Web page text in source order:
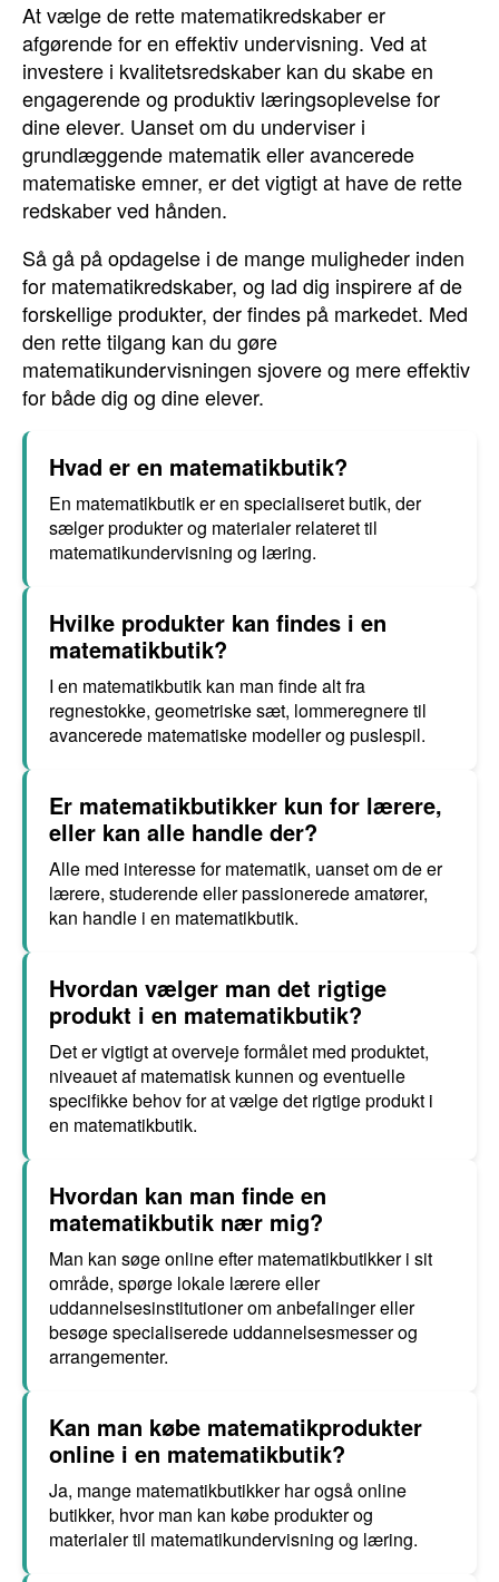
At vælge de rette matematikredskaber er
afgørende for en effektiv undervisning. Ved at
investere i kvalitetsredskaber kan du skabe en
engagerende og produktiv læringsoplevelse for
dine elever. Uanset om du underviser i
grundlæggende matematik eller avancerede
matematiske emner, er det vigtigt at have de rette
redskaber ved hånden.
Så gå på opdagelse i de mange muligheder inden
for matematikredskaber, og lad dig inspirere af de
forskellige produkter, der findes på markedet. Med
den rette tilgang kan du gøre
matematikundervisningen sjovere og mere effektiv
for både dig og dine elever.
Hvad er en matematikbutik?
En matematikbutik er en specialiseret butik, der
sælger produkter og materialer relateret til
matematikundervisning og læring.
Hvilke produkter kan findes i en
matematikbutik?
I en matematikbutik kan man finde alt fra
regnestokke, geometriske sæt, lommeregnere til
avancerede matematiske modeller og puslespil.
Er matematikbutikker kun for lærere,
eller kan alle handle der?
Alle med interesse for matematik, uanset om de er
lærere, studerende eller passionerede amatører,
kan handle i en matematikbutik.
Hvordan vælger man det rigtige
produkt i en matematikbutik?
Det er vigtigt at overveje formålet med produktet,
niveauet af matematisk kunnen og eventuelle
specifikke behov for at vælge det rigtige produkt i
en matematikbutik.
Hvordan kan man finde en
matematikbutik nær mig?
Man kan søge online efter matematikbutikker i sit
område, spørge lokale lærere eller
uddannelsesinstitutioner om anbefalinger eller
besøge specialiserede uddannelsesmesser og
arrangementer.
Kan man købe matematikprodukter
online i en matematikbutik?
Ja, mange matematikbutikker har også online
butikker, hvor man kan købe produkter og
materialer til matematikundervisning og læring.